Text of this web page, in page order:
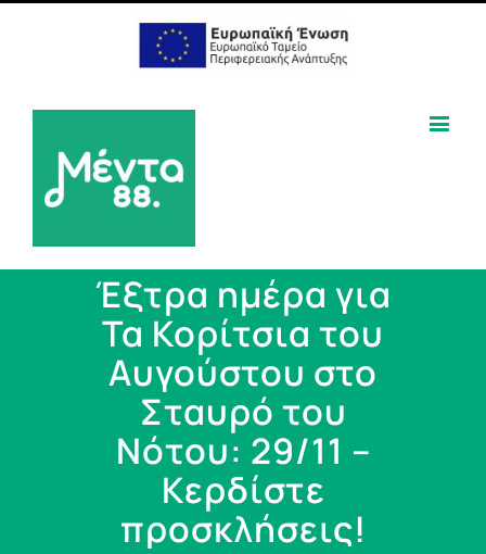
Έξτρα ημέρα για
Τα Κορίτσια του
Αυγούστου στο
Σταυρό του
Νότου: 29/11 –
Κερδίστε
προσκλήσεις!